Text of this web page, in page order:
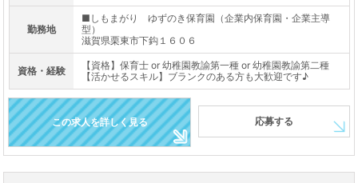
勤務地
■しもまがり ゆずのき保育園（企業内保育園・企業主導
型）
滋賀県栗東市下鈎１６０６
資格・経験
【資格】保育士 or 幼稚園教諭第一種 or 幼稚園教諭第二種
【活かせるスキル】ブランクのある方も大歓迎です♪
この求人を詳しく見る 応募する